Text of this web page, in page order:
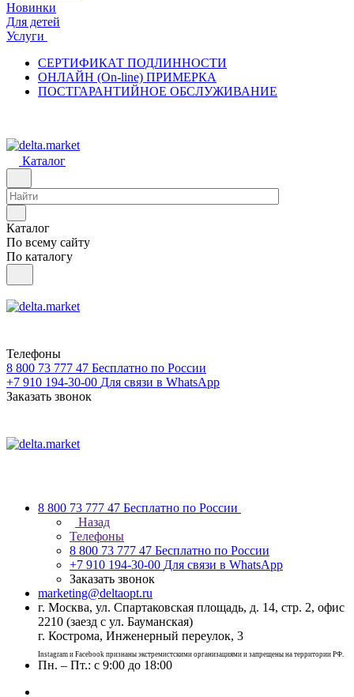
Новинки
Для детей
Услуги
СЕРТИФИКАТ ПОДЛИННОСТИ
ОНЛАЙН (On-line) ПРИМЕРКА
ПОСТГАРАНТИЙНОЕ ОБСЛУЖИВАНИЕ
Каталог
Каталог
По всему сайту
По каталогу
Телефоны
8 800 73 777 47 Бесплатно по России
+7 910 194-30-00 Для связи в WhatsApp
Заказать звонок
8 800 73 777 47 Бесплатно по России
Назад
Телефоны
8 800 73 777 47 Бесплатно по России
+7 910 194-30-00 Для связи в WhatsApp
Заказать звонок
marketing@deltaopt.ru
г. Москва, ул. Спартаковская площадь, д. 14, стр. 2, офис
2210 (заезд с ул. Бауманская)
г. Кострома, Инженерный переулок, 3
Instagram и Facebook признаны экстремистскими организациями и запрещены на территории РФ.
Пн. – Пт.: с 9:00 до 18:00